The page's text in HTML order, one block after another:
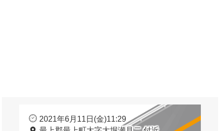
2021年6月11日(金)11:29